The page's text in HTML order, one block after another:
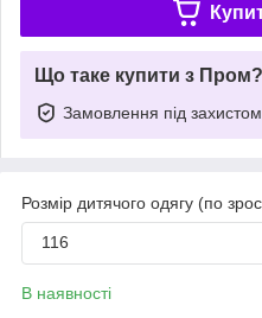
Що таке купити з Пром?
Замовлення під захистом
Розмір дитячого одягу (по
116
В наявності